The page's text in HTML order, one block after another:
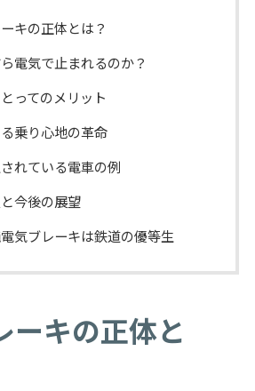
キの正体とは？
電気で止まれるのか？
ってのメリット
乗り心地の革命
れている電車の例
今後の展望
気ブレーキは鉄道の優等生
ーキの正体と